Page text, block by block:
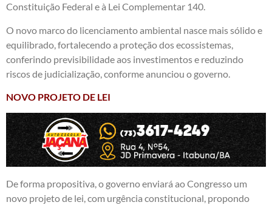
Constituição Federal e à Lei Complementar 140.
O novo marco do licenciamento ambiental nasce mais sólido e
equilibrado, fortalecendo a proteção dos ecossistemas,
conferindo previsibilidade aos investimentos e reduzindo
riscos de judicialização, conforme anunciou o governo.
NOVO PROJETO DE LEI
De forma propositiva, o governo enviará ao Congresso um
novo projeto de lei, com urgência constitucional, propondo